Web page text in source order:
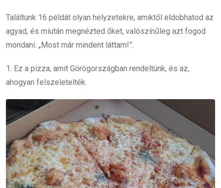
Találtunk 16 példát olyan helyzetekre, amiktől eldobhatod az
agyad, és miután megnézted őket, valószínűleg azt fogod
mondani: „Most már mindent láttam!”.
1. Ez a pizza, amit Görögországban rendeltünk, és az,
ahogyan felszeletelték.